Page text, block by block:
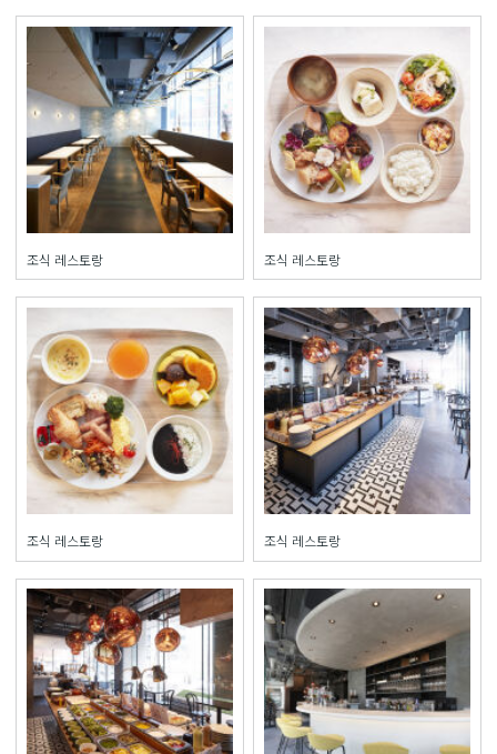
조식 레스토랑 조식 레스토랑
조식 레스토랑 조식 레스토랑